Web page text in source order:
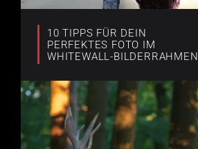
10 TIPPS FÜR DEIN
PERFEKTES FOTO IM
WHITEWALL-BILDERRAHMEN